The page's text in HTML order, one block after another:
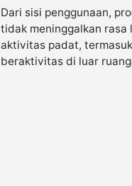
Dari sisi penggunaan,
tidak meninggalkan rasa
aktivitas padat,
beraktivitas di luar